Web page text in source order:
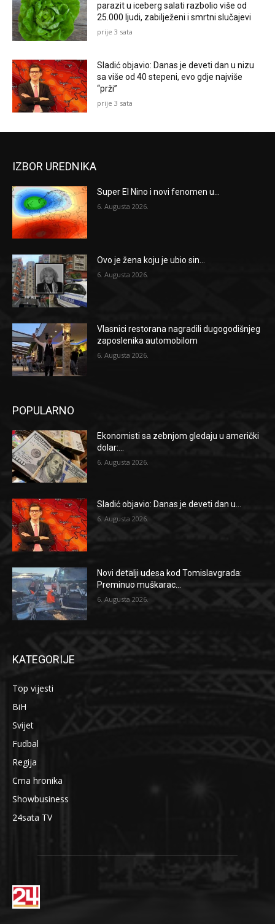
parazit u iceberg salati razbolio više od
25.000 ljudi, zabilježeni i smrtni slučajevi
prije 3 sata
Sladić objavio: Danas je deveti dan u nizu
sa više od 40 stepeni, evo gdje najviše
“prži”
prije 3 sata
IZBOR UREDNIKA
Super El Nino i novi fenomen u...
6. Augusta 2026.
Ovo je žena koju je ubio sin...
6. Augusta 2026.
Vlasnici restorana nagradili dugogodišnjeg
zaposlenika automobilom
6. Augusta 2026.
POPULARNO
Ekonomisti sa zebnjom gledaju u američki
dolar:...
6. Augusta 2026.
Sladić objavio: Danas je deveti dan u...
6. Augusta 2026.
Novi detalji udesa kod Tomislavgrada:
Preminuo muškarac...
6. Augusta 2026.
KATEGORIJE
Top vijesti
BiH
Svijet
Fudbal
Regija
Crna hronika
Showbusiness
24sata TV